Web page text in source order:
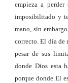
empieza a
imposibilitado y
mano, sin
correcto. El día de
pesar de sus
donde Dios esta
porque donde El